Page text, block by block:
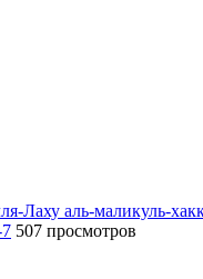
Лаху аль-маликуль-
507 просмотров